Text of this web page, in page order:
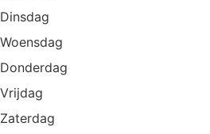
Dinsdag
Woensdag
Donderdag
Vrijdag
Zaterdag